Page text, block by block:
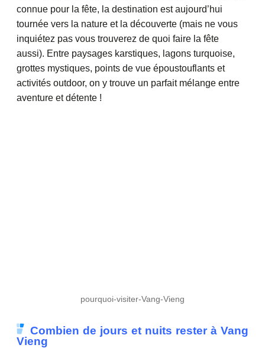
connue pour la fête, la destination est aujourd’hui
tournée vers la nature et la découverte (mais ne vous
inquiétez pas vous trouverez de quoi faire la fête
aussi). Entre paysages karstiques, lagons turquoise,
grottes mystiques, points de vue époustouflants et
activités outdoor, on y trouve un parfait mélange entre
aventure et détente !
pourquoi-visiter-Vang-Vieng
Combien de jours et nuits rester à Vang
Vieng